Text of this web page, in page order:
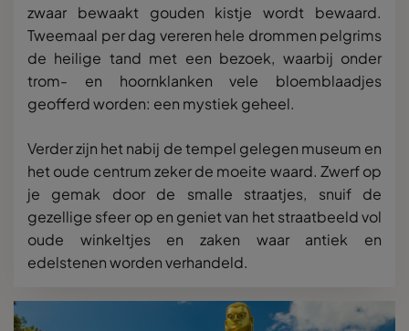
zwaar bewaakt gouden kistje wordt bewaard.
Tweemaal per dag vereren hele drommen pelgrims
de heilige tand met een bezoek, waarbij onder
trom- en hoornklanken vele bloemblaadjes
geofferd worden: een mystiek geheel.
Verder zijn het nabij de tempel gelegen museum en
het oude centrum zeker de moeite waard. Zwerf op
je gemak door de smalle straatjes, snuif de
gezellige sfeer op en geniet van het straatbeeld vol
oude winkeltjes en zaken waar antiek en
edelstenen worden verhandeld.